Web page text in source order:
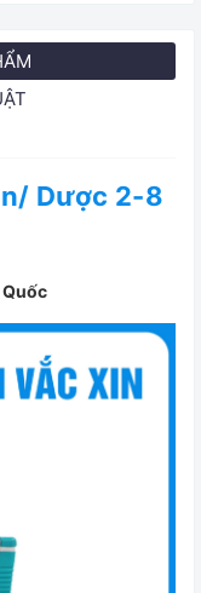
Dược 2-8